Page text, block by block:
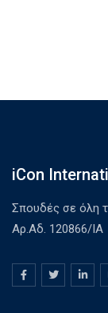
iCon
Σπουδές σε όλη
Αρ.Αδ. 120866/ΙΑ